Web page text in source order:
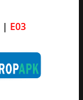
| E03